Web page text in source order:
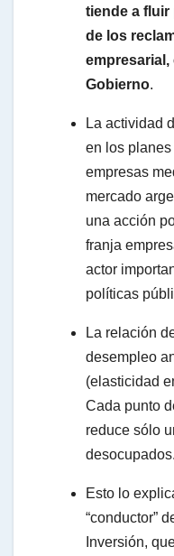
tiende a
de los
Gobierno.
La actividad
en los
empresas
mercado
una acción
franja
actor
políticas
La relación
desempleo
(elasticidad
Cada punto
reduce sólo
desocupados.
Esto lo
“conductor”
Inversión,